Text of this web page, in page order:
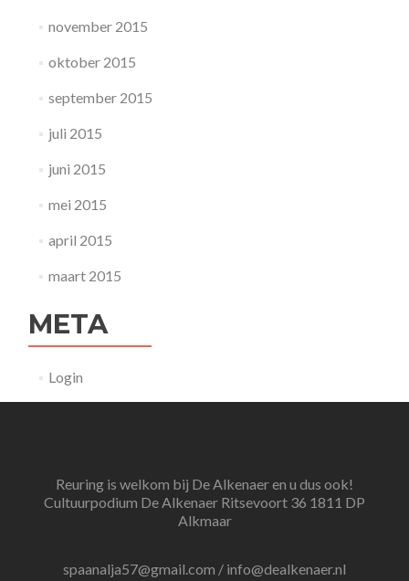
november 2015
oktober 2015
september 2015
juli 2015
juni 2015
mei 2015
april 2015
maart 2015
META
Login
Reuring is welkom bij De Alkenaer en u dus ook!
Cultuurpodium De Alkenaer Ritsevoort 36 1811 DP
Alkmaar
spaanalja57@gmail.com / info@dealkenaer.nl